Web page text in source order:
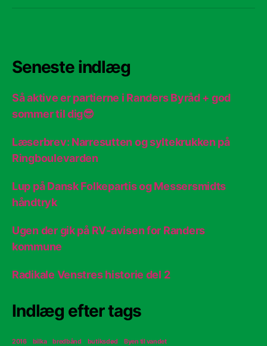
Seneste indlæg
Så aktive er partierne i Randers Byråd + god
sommer til dig😎
Læserbrev: Narresutten og syltekrukken på
Ringboulevarden
Lup på Dansk Folkepartis og Messersmidts
håndtryk
Ugen der gik på RV-avisen for Randers
kommune
Radikale Venstres historie del 2
Indlæg efter tags
2016 bilka bredbånd butiksdød
Byen til vandet